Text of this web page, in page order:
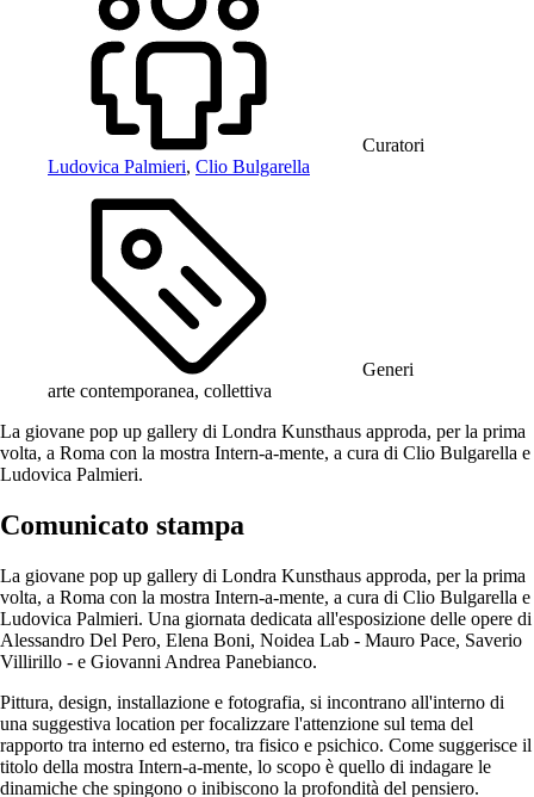
Curatori
Ludovica Palmieri, Clio Bulgarella
Generi
arte contemporanea, collettiva
La giovane pop up gallery di Londra Kunsthaus approda, per la prima
volta, a Roma con la mostra Intern-a-mente, a cura di Clio Bulgarella e
Ludovica Palmieri.
Comunicato stampa
La giovane pop up gallery di Londra Kunsthaus approda, per la prima
volta, a Roma con la mostra Intern-a-mente, a cura di Clio Bulgarella e
Ludovica Palmieri. Una giornata dedicata all'esposizione delle opere di
Alessandro Del Pero, Elena Boni, Noidea Lab - Mauro Pace, Saverio
Villirillo - e Giovanni Andrea Panebianco.
Pittura, design, installazione e fotografia, si incontrano all'interno di
una suggestiva location per focalizzare l'attenzione sul tema del
rapporto tra interno ed esterno, tra fisico e psichico. Come suggerisce il
titolo della mostra Intern-a-mente, lo scopo è quello di indagare le
dinamiche che spingono o inibiscono la profondità del pensiero.